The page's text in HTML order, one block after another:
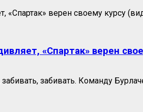
«Спартак» верен